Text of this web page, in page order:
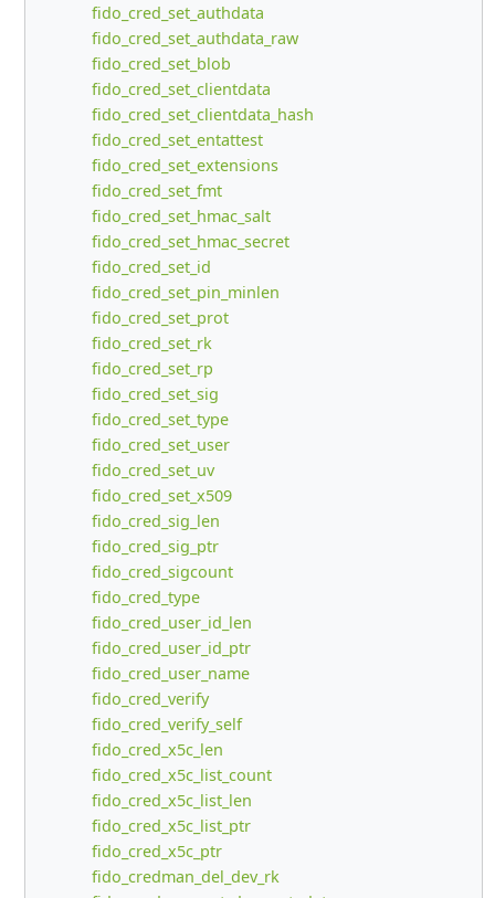
fido_cred_set_authdata
fido_cred_set_authdata_raw
fido_cred_set_blob
fido_cred_set_clientdata
fido_cred_set_clientdata_hash
fido_cred_set_entattest
fido_cred_set_extensions
fido_cred_set_fmt
fido_cred_set_hmac_salt
fido_cred_set_hmac_secret
fido_cred_set_id
fido_cred_set_pin_minlen
fido_cred_set_prot
fido_cred_set_rk
fido_cred_set_rp
fido_cred_set_sig
fido_cred_set_type
fido_cred_set_user
fido_cred_set_uv
fido_cred_set_x509
fido_cred_sig_len
fido_cred_sig_ptr
fido_cred_sigcount
fido_cred_type
fido_cred_user_id_len
fido_cred_user_id_ptr
fido_cred_user_name
fido_cred_verify
fido_cred_verify_self
fido_cred_x5c_len
fido_cred_x5c_list_count
fido_cred_x5c_list_len
fido_cred_x5c_list_ptr
fido_cred_x5c_ptr
fido_credman_del_dev_rk